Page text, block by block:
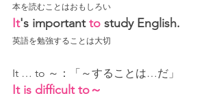
本を読むことはおもしろい
It's important to study English.
英語を勉強することは大切
It … to ～：「～することは…だ」
It is difficult to～